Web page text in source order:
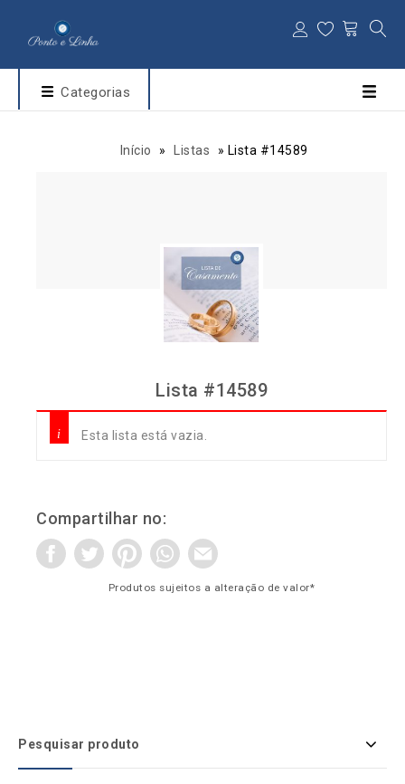
Categorias
Início » Listas » Lista #14589
Lista #14589
Esta lista está vazia.
Compartilhar no:
Produtos sujeitos a alteração de valor*
Pesquisar produto